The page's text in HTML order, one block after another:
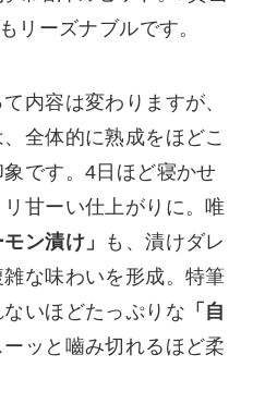
リーズナブルです。
内容は変わりますが、
全体的に熟成をほどこ
です。4日ほど寝かせ
甘ーい仕上がりに。唯
モン漬け」
も、漬けダレ
な味わいを形成。特筆
いほどたっぷりな 「自
ーッと嚙み切れるほど柔